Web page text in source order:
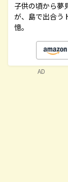
子供の頃から夢
が、島で出合う
憶。
AD